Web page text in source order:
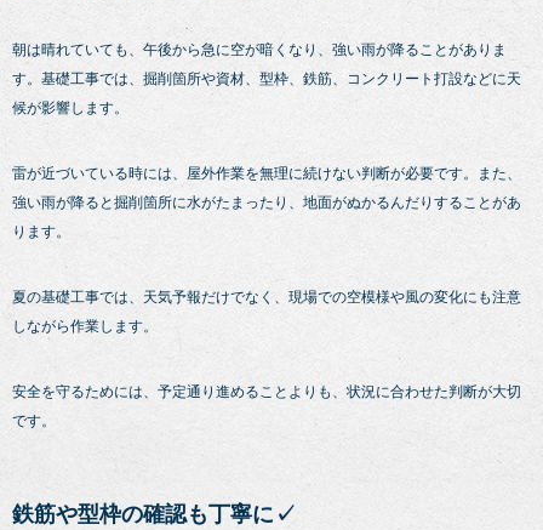
朝は晴れていても、午後から急に空が暗くなり、強い雨が降ることがありま
す。基礎工事では、掘削箇所や資材、型枠、鉄筋、コンクリート打設などに天
候が影響します。
雷が近づいている時には、屋外作業を無理に続けない判断が必要です。また、
強い雨が降ると掘削箇所に水がたまったり、地面がぬかるんだりすることがあ
ります。
夏の基礎工事では、天気予報だけでなく、現場での空模様や風の変化にも注意
しながら作業します。
安全を守るためには、予定通り進めることよりも、状況に合わせた判断が大切
です。
鉄筋や型枠の確認も丁寧に✓